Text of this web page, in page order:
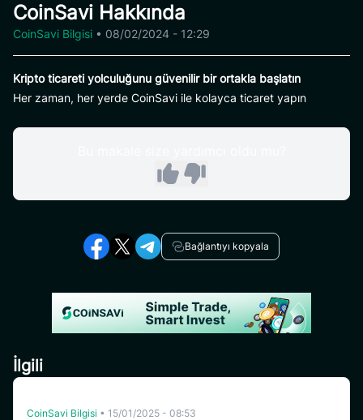
CoinSavi Hakkında
CoinSavi Bilgisi • 08/02/2024 - 12:29
Kripto ticareti yolculuğunu güvenilir bir ortakla başlatın
Her zaman, her yerde CoinSavi ile kolayca ticaret yapın
Bağlantıyı kopyala
İlgili
CoinSavi Bilgisi • 15/01/2025 - 08:53